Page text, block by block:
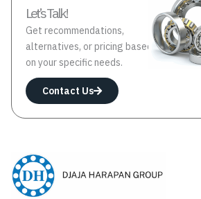
Let’s Talk!
Get recommendations,
alternatives, or pricing based
on your specific needs.
Contact Us